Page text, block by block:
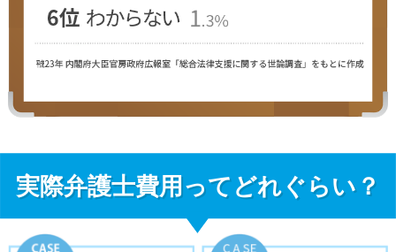
実際弁護士費用ってどれぐらい？